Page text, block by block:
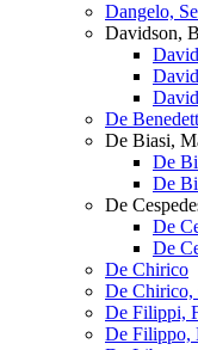
Dangelo,
Davidson,
De
De Biasi,
De
De
De
De
De
De Chirico
De
De Filippi,
De Filippo,